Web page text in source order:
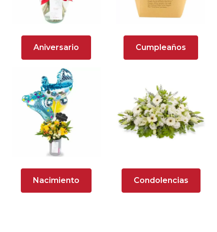
Aniversario Cumpleaños
Nacimiento Condolencias
Arreglos florales en tono naranja
Arreglos Florales para Aniversario
Arreglos florales para dar agradecimiento
Arreglos Florales para Defunciones
Arreglos Florales para Eventos
Arreglos florales románticos
Ave del Paraíso (Strelitzia)